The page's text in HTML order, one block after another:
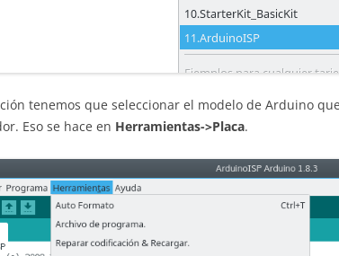
tenemos que seleccionar el modelo de Arduino
Eso se hace en Herramientas->Placa.